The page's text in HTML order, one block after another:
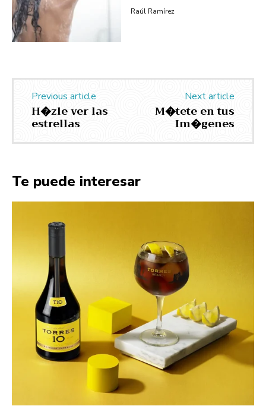
Raúl Ramírez
Previous article
H�zle ver las
estrellas
Next article
M�tete en tus
Im�genes
Te puede interesar